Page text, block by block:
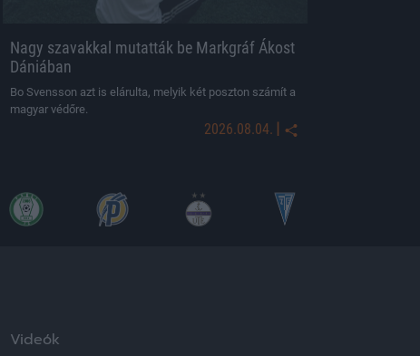
Nagy szavakkal mutatták be Markgráf Ákost
Dániában
Bo Svensson azt is elárulta, melyik két poszton számít a
magyar védőre.
2026.08.04. |
Videók